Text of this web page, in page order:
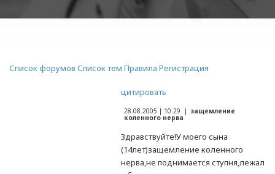
Список форумов Список тем Правила Регистрация
цитировать
28.08.2005 | 10:29 | защемление
коленного нерва
Здравствуйте!У моего сына
(14лет)защемление коленного
нерва,не поднимается ступня,лежал